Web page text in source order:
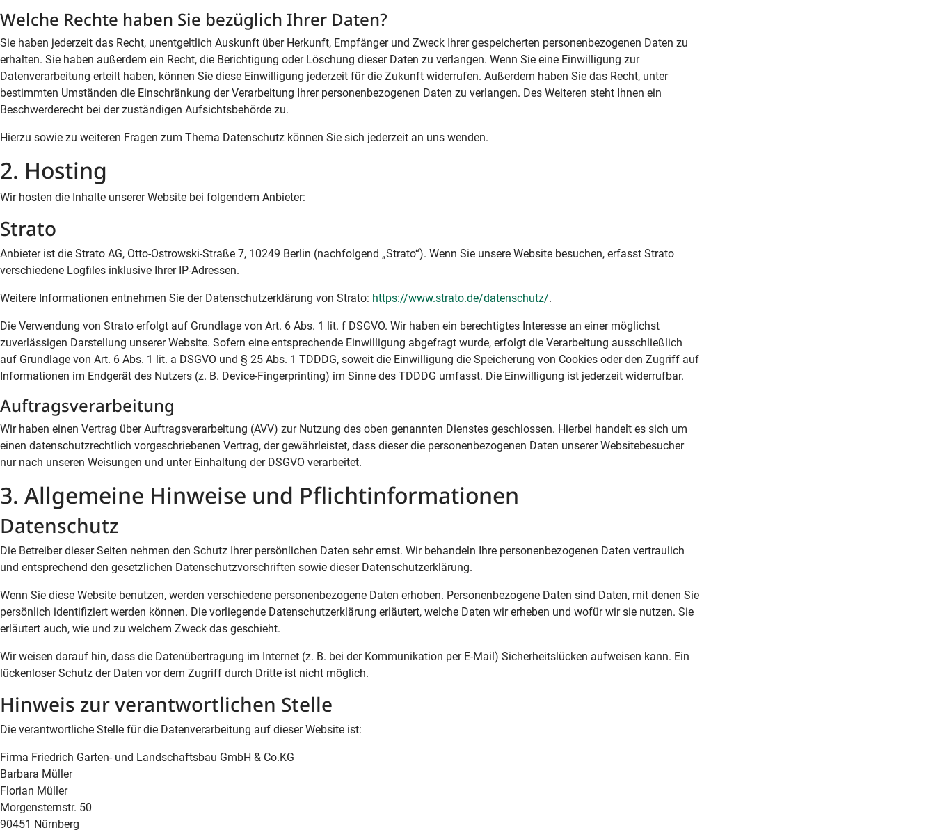
Welche Rechte haben Sie bezüglich Ihrer Daten?
Sie haben jederzeit das Recht, unentgeltlich Auskunft über Herkunft, Empfänger und Zweck Ihrer gespeicherten personenbezogenen Daten zu
erhalten. Sie haben außerdem ein Recht, die Berichtigung oder Löschung dieser Daten zu verlangen. Wenn Sie eine Einwilligung zur
Datenverarbeitung erteilt haben, können Sie diese Einwilligung jederzeit für die Zukunft widerrufen. Außerdem haben Sie das Recht, unter
bestimmten Umständen die Einschränkung der Verarbeitung Ihrer personenbezogenen Daten zu verlangen. Des Weiteren steht Ihnen ein
Beschwerderecht bei der zuständigen Aufsichtsbehörde zu.
Hierzu sowie zu weiteren Fragen zum Thema Datenschutz können Sie sich jederzeit an uns wenden.
2. Hosting
Wir hosten die Inhalte unserer Website bei folgendem Anbieter:
Strato
Anbieter ist die Strato AG, Otto-Ostrowski-Straße 7, 10249 Berlin (nachfolgend „Strato“). Wenn Sie unsere Website besuchen, erfasst Strato
verschiedene Logfiles inklusive Ihrer IP-Adressen.
Weitere Informationen entnehmen Sie der Datenschutzerklärung von Strato: https://www.strato.de/datenschutz/.
Die Verwendung von Strato erfolgt auf Grundlage von Art. 6 Abs. 1 lit. f DSGVO. Wir haben ein berechtigtes Interesse an einer möglichst
zuverlässigen Darstellung unserer Website. Sofern eine entsprechende Einwilligung abgefragt wurde, erfolgt die Verarbeitung ausschließlich
auf Grundlage von Art. 6 Abs. 1 lit. a DSGVO und § 25 Abs. 1 TDDDG, soweit die Einwilligung die Speicherung von Cookies oder den Zugriff auf
Informationen im Endgerät des Nutzers (z. B. Device-Fingerprinting) im Sinne des TDDDG umfasst. Die Einwilligung ist jederzeit widerrufbar.
Auftragsverarbeitung
Wir haben einen Vertrag über Auftragsverarbeitung (AVV) zur Nutzung des oben genannten Dienstes geschlossen. Hierbei handelt es sich um
einen datenschutzrechtlich vorgeschriebenen Vertrag, der gewährleistet, dass dieser die personenbezogenen Daten unserer Websitebesucher
nur nach unseren Weisungen und unter Einhaltung der DSGVO verarbeitet.
3. Allgemeine Hinweise und Pflicht­informationen
Datenschutz
Die Betreiber dieser Seiten nehmen den Schutz Ihrer persönlichen Daten sehr ernst. Wir behandeln Ihre personenbezogenen Daten vertraulich
und entsprechend den gesetzlichen Datenschutzvorschriften sowie dieser Datenschutzerklärung.
Wenn Sie diese Website benutzen, werden verschiedene personenbezogene Daten erhoben. Personenbezogene Daten sind Daten, mit denen Sie
persönlich identifiziert werden können. Die vorliegende Datenschutzerklärung erläutert, welche Daten wir erheben und wofür wir sie nutzen. Sie
erläutert auch, wie und zu welchem Zweck das geschieht.
Wir weisen darauf hin, dass die Datenübertragung im Internet (z. B. bei der Kommunikation per E-Mail) Sicherheitslücken aufweisen kann. Ein
lückenloser Schutz der Daten vor dem Zugriff durch Dritte ist nicht möglich.
Hinweis zur verantwortlichen Stelle
Die verantwortliche Stelle für die Datenverarbeitung auf dieser Website ist:
Firma Friedrich Garten- und Landschaftsbau GmbH & Co.KG
Barbara Müller
Florian Müller
Morgensternstr. 50
90451 Nürnberg